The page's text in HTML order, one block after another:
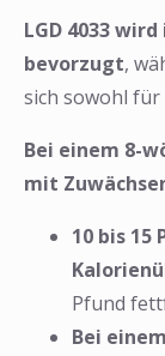
LGD 4033
bevorzugt,
sich sowohl
Bei einem 8-
mit
10 bis
Pfund
Bei